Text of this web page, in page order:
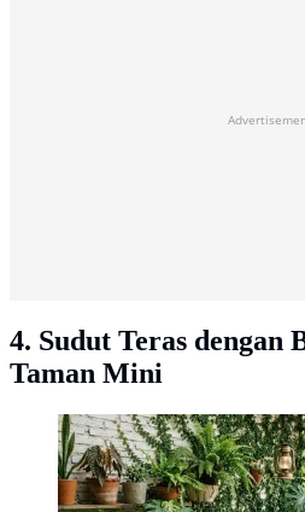
4. Sudut Teras dengan
Taman Mini